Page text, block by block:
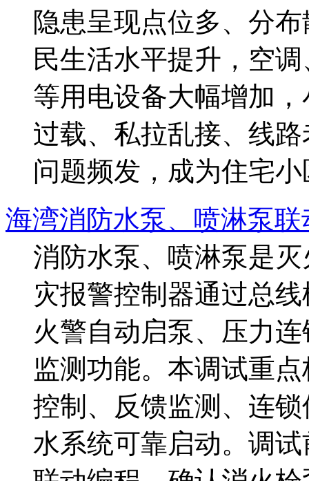
隐患呈现点位多、分
民生活水平提升，空
等用电设备大幅增加
过载、私拉乱接、线
问题频发，成为住宅
海湾消防水泵、喷淋泵
消防水泵、喷淋泵是
灾报警控制器通过总
火警自动启泵、压力
监测功能。本调试重
控制、反馈监测、连
水系统可靠启动。调